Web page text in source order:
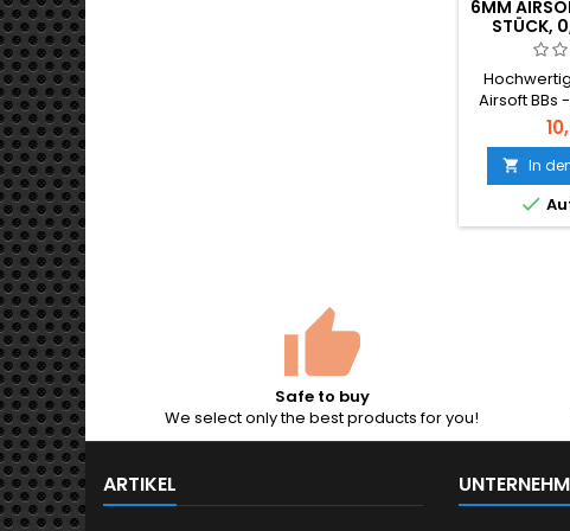
6MM
STÜCK,
Airsoft BBs
Beutel.
allen
Glatte
 In

Safe to buy
We select only the best products for you!
ARTIKEL